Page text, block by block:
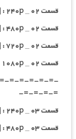
قسمت ۰۲ _ ۲۴۰p : | لینک مستقیم | دوبله فارسی
قسمت ۰۲ _ ۴۸۰p : | لینک مستقیم | دوبله فارسی
قسمت ۰۲ _ ۷۲۰p : | لینک مستقیم | دوبله فارسی
قسمت ۰۲ _ ۱۰۸۰p : | لینک مستقیم | دوبله فارسی
=-=-=-=-=-
=-=-=-=-
قسمت ۰۳ _ ۲۴۰p : | لینک مستقیم | دوبله فارسی
قسمت ۰۳ _ ۴۸۰p : | لینک مستقیم | دوبله فارسی